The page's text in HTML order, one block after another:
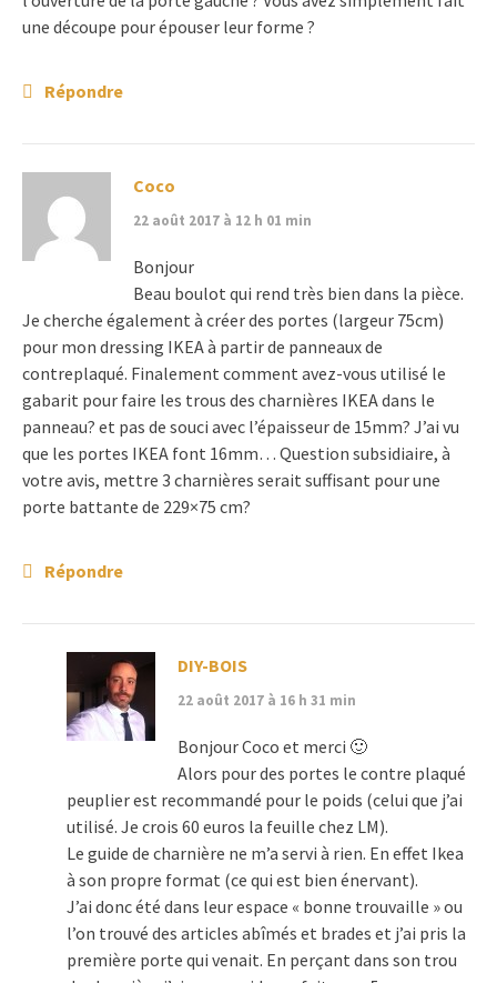
une découpe pour épouser leur forme ?
Répondre
Coco
22 août 2017 à 12 h 01 min
Bonjour
Beau boulot qui rend très bien dans la pièce.
Je cherche également à créer des portes (largeur 75cm)
pour mon dressing IKEA à partir de panneaux de
contreplaqué. Finalement comment avez-vous utilisé le
gabarit pour faire les trous des charnières IKEA dans le
panneau? et pas de souci avec l’épaisseur de 15mm? J’ai vu
que les portes IKEA font 16mm… Question subsidiaire, à
votre avis, mettre 3 charnières serait suffisant pour une
porte battante de 229×75 cm?
Répondre
DIY-BOIS
22 août 2017 à 16 h 31 min
Bonjour Coco et merci 🙂
Alors pour des portes le contre plaqué
peuplier est recommandé pour le poids (celui que j’ai
utilisé. Je crois 60 euros la feuille chez LM).
Le guide de charnière ne m’a servi à rien. En effet Ikea
à son propre format (ce qui est bien énervant).
J’ai donc été dans leur espace « bonne trouvaille » ou
l’on trouvé des articles abîmés et brades et j’ai pris la
première porte qui venait. En perçant dans son trou